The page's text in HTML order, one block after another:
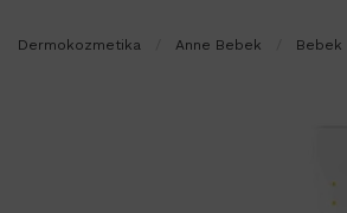
Dermokozmetika Anne Bebek Bebek